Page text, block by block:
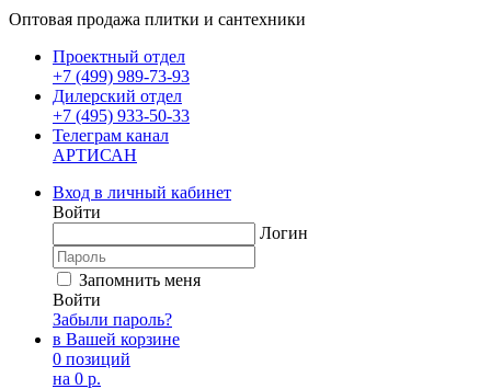
Оптовая продажа плитки и сантехники
Проектный отдел
+7 (499) 989-73-93
Дилерский отдел
+7 (495) 933-50-33
Телеграм канал
АРТИСАН
Вход в личный кабинет
Войти
Логин
Запомнить меня
Войти
Забыли пароль?
в Вашей корзине
0 позиций
на 0 р.